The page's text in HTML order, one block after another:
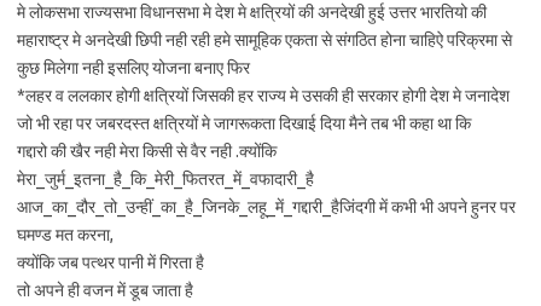
मे लोकसभा राज्यसभा विधानसभा मे देश मे क्षत्रियों की अनदेखी हुई उत्तर भारतियो की
महाराष्ट्र मे अनदेखी छिपी नही रही हमे सामूहिक एकता से संगठित होना चाहिऐ परिक्रमा से
कुछ मिलेगा नही इसलिए योजना बनाए फिर
*लहर व ललकार होगी क्षत्रियों जिसकी हर राज्य मे उसकी ही सरकार होगी देश मे जनादेश
जो भी रहा पर जबरदस्त क्षत्रियों मे जागरूकता दिखाई दिया मैने तब भी कहा था कि
गद्दारो की खैर नही मेरा किसी से वैर नही .क्योंकि
मेरा_जुर्म_इतना_है_कि_मेरी_फितरत_में_वफादारी_है
आज_का_दौर_तो_उन्हीं_का_है_जिनके_लहू_में_गद्दारी_हैजिंदगी में कभी भी अपने हुनर पर
घमण्ड मत करना,
क्योंकि जब पत्थर पानी में गिरता है
तो अपने ही वजन में डूब जाता है